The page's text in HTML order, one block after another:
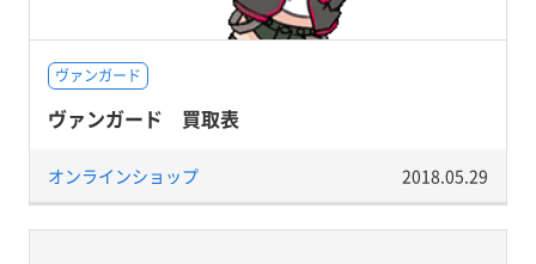
ヴァンガード
ヴァンガード 買取表
オンラインショップ 2018.05.29